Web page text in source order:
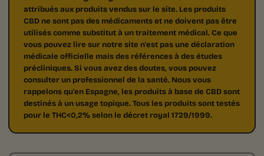
attribués aux produits vendus sur le site. Les produits
CBD ne sont pas des médicaments et ne doivent pas être
utilisés comme substitut à un traitement médical. Ce que
vous pouvez lire sur notre site n'est pas une déclaration
médicale officielle mais des références à des études
précliniques. Si vous avez des doutes, vous pouvez
consulter un professionnel de la santé. Nous vous
rappelons qu'en Espagne, les produits à base de CBD sont
destinés à un usage topique. Tous les produits sont testés
pour le THC<0,2% selon le décret royal 1729/1999.